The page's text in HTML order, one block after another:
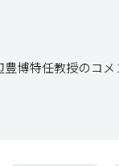
博特任教授のコ